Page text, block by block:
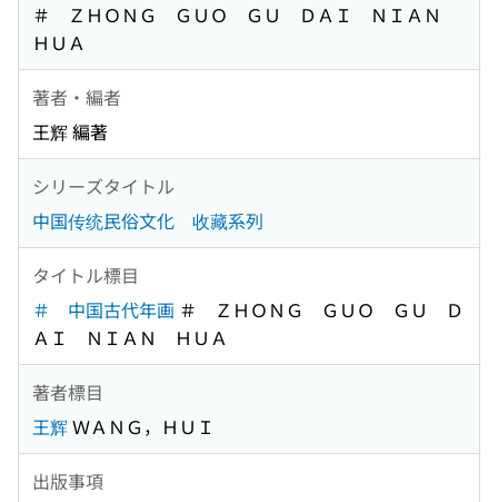
＃ ＺＨＯＮＧ ＧＵＯ ＧＵ ＤＡＩ ＮＩＡＮ
ＨＵＡ
著者・編者
王辉 編著
シリーズタイトル
中国传统民俗文化 收藏系列
タイトル標目
＃ 中国古代年画 ＃ ＺＨＯＮＧ ＧＵＯ ＧＵ Ｄ
ＡＩ ＮＩＡＮ ＨＵＡ
著者標目
王辉 ＷＡＮＧ，ＨＵＩ
出版事項